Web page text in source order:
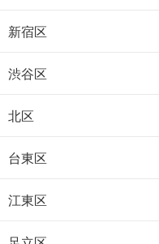
新宿区
渋谷区
北区
台東区
江東区